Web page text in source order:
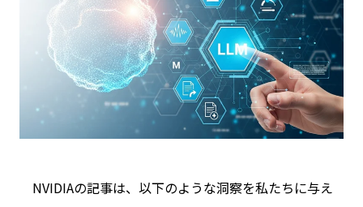
NVIDIAの記事は、以下のような洞察を私たちに与え